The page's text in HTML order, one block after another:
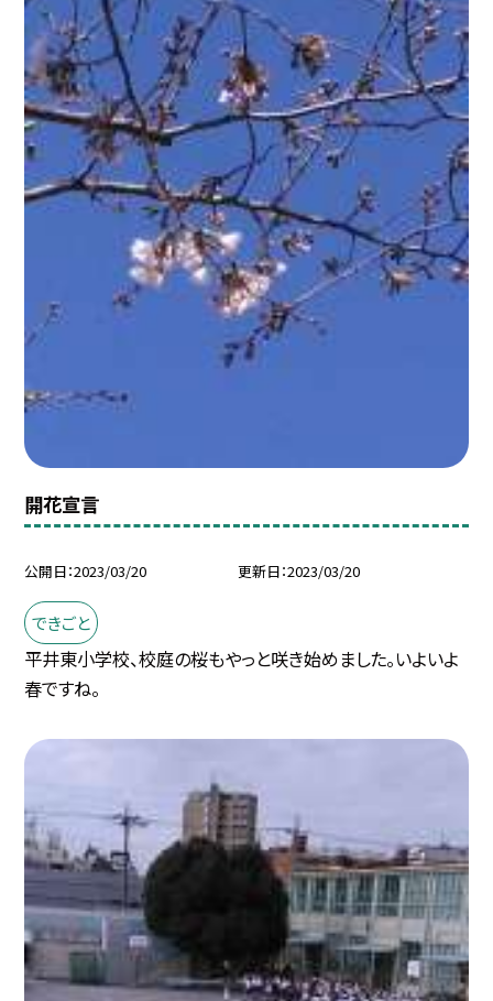
開花宣言
公開日 2023/03/20 更新日 2023/03/20
できごと
平井東小学校、校庭の桜もやっと咲き始めました。いよいよ
春ですね。